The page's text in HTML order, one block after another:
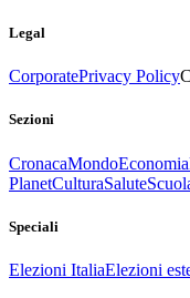
Legal
CorporatePrivacy Policy
Sezioni
CronacaMondoEconomia
PlanetCulturaSalute
Speciali
Elezioni ItaliaElezioni